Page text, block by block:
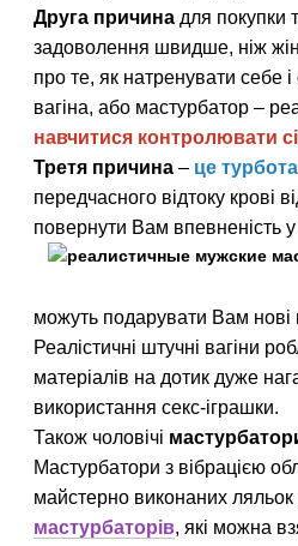
Друга причина для покупки
задоволення швидше, ніж
про те, як натренувати себе
вагіна, або мастурбатор –
навчитися контролювати
Третя причина – це
передчасного відтоку крові
повернути Вам впевненість
можуть подарувати Вам нові
Реалістичні штучні вагіни
матеріалів на дотик дуже
використання секс-іграшки.
Також чоловічі
Мастурбатори з вібрацією
майстерно виконаних ляльок
мастурбаторів, які можна